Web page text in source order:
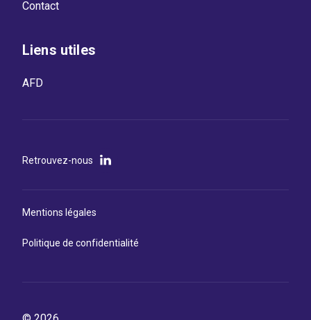
Contact
Liens utiles
AFD
Mentions légales
Politique de confidentialité
Retrouvez-nous